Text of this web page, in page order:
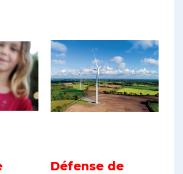
Défense de